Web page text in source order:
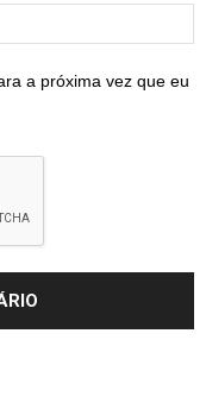
a próxima vez que eu